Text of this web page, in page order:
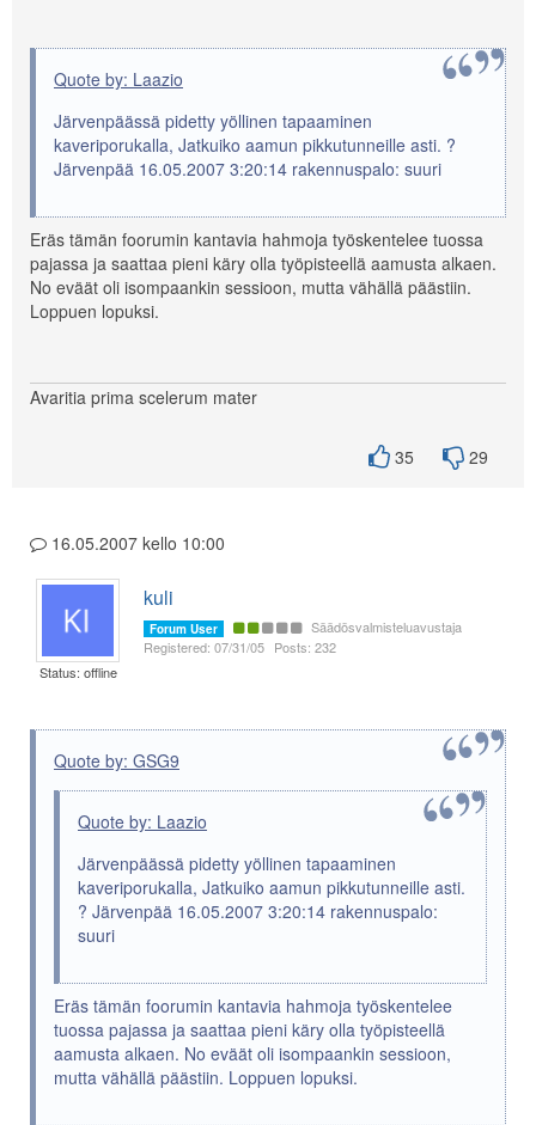
Quote by: Laazio
Järvenpäässä pidetty yöllinen tapaaminen
kaveriporukalla, Jatkuiko aamun pikkutunneille asti. ?
Järvenpää 16.05.2007 3:20:14 rakennuspalo: suuri
Eräs tämän foorumin kantavia hahmoja työskentelee tuossa
pajassa ja saattaa pieni käry olla työpisteellä aamusta alkaen.
No eväät oli isompaankin sessioon, mutta vähällä päästiin.
Loppuen lopuksi.
Avaritia prima scelerum mater
35 29
16.05.2007 kello 10:00
Status: offline
kuli
Forum User
Säädösvalmisteluavustaja
Registered: 07/31/05 Posts: 232
Quote by: GSG9
Quote by: Laazio
Järvenpäässä pidetty yöllinen tapaaminen
kaveriporukalla, Jatkuiko aamun pikkutunneille asti.
? Järvenpää 16.05.2007 3:20:14 rakennuspalo:
suuri
Eräs tämän foorumin kantavia hahmoja työskentelee
tuossa pajassa ja saattaa pieni käry olla työpisteellä
aamusta alkaen. No eväät oli isompaankin sessioon,
mutta vähällä päästiin. Loppuen lopuksi.